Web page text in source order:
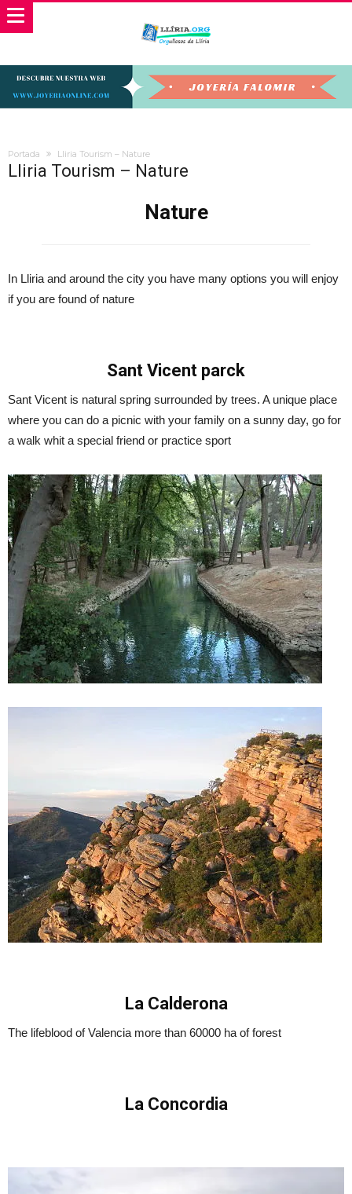
Portada Lliria Tourism – Nature
Lliria Tourism – Nature
Nature
In Lliria and around the city you have many options you will enjoy
if you are found of nature
Sant Vicent parck
Sant Vicent is natural spring surrounded by trees. A unique place
where you can do a picnic with your family on a sunny day, go for
a walk whit a special friend or practice sport
La Calderona
The lifeblood of Valencia more than 60000 ha of forest
La Concordia